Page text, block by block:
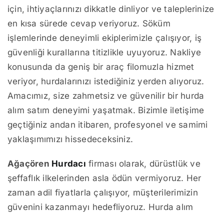
için, ihtiyaçlarınızı dikkatle dinliyor ve taleplerinize
en kısa sürede cevap veriyoruz. Söküm
işlemlerinde deneyimli ekiplerimizle çalışıyor, iş
güvenliği kurallarına titizlikle uyuyoruz. Nakliye
konusunda da geniş bir araç filomuzla hizmet
veriyor, hurdalarınızı istediğiniz yerden alıyoruz.
Amacımız, size zahmetsiz ve güvenilir bir hurda
alım satım deneyimi yaşatmak. Bizimle iletişime
geçtiğiniz andan itibaren, profesyonel ve samimi
yaklaşımımızı hissedeceksiniz.
Ağaçören Hurdacı firması olarak, dürüstlük ve
şeffaflık ilkelerinden asla ödün vermiyoruz. Her
zaman adil fiyatlarla çalışıyor, müşterilerimizin
güvenini kazanmayı hedefliyoruz. Hurda alım